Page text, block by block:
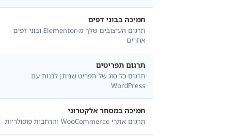
תמיכה בבוני דפים
תרגום העיצובים שלך מ-Elementor ובוני דפים
אחרים
תרגום תפריטים
תרגום כל סוג של תפריט שניתן לבנות עם
WordPress
תמיכה במסחר אלקטרוני
תרגום אתרי WooCommerce והרחבות פופולריות